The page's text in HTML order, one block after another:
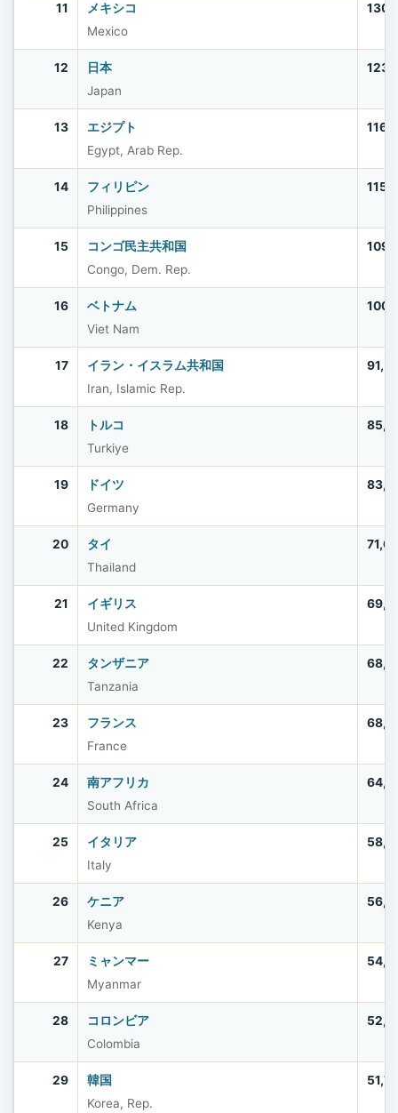
11
メキシコ
Mexico
12
日本
Japan
13
エジプト
Egypt, Arab Rep.
14
フィリピン
Philippines
15
コンゴ民主共和国
Congo, Dem. Rep.
16
ベトナム
Viet Nam
17
イラン・イスラム共和国
Iran, Islamic Rep.
18
トルコ
Turkiye
19
ドイツ
Germany
20
タイ
Thailand
21
イギリス
United Kingdom
22
タンザニア
Tanzania
23
フランス
France
24
南アフリカ
South Africa
25
イタリア
Italy
26
ケニア
Kenya
27
ミャンマー
Myanmar
28
コロンビア
Colombia
29
韓国
Korea, Rep.